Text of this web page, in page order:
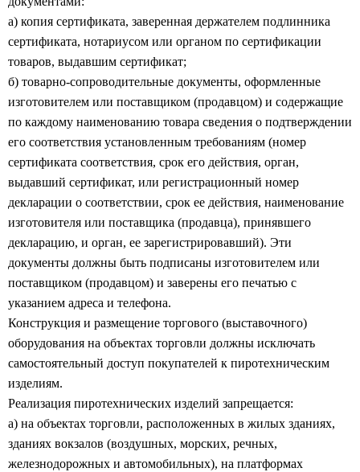
а) копия сертификата, заверенная держателем подлинника
сертификата, нотариусом или органом по сертификации
товаров, выдавшим сертификат;
б) товарно-сопроводительные документы, оформленные
изготовителем или поставщиком (продавцом) и содержащие
по каждому наименованию товара сведения о подтверждении
его соответствия установленным требованиям (номер
сертификата соответствия, срок его действия, орган,
выдавший сертификат, или регистрационный номер
декларации о соответствии, срок ее действия, наименование
изготовителя или поставщика (продавца), принявшего
декларацию, и орган, ее зарегистрировавший). Эти
документы должны быть подписаны изготовителем или
поставщиком (продавцом) и заверены его печатью с
указанием адреса и телефона.
Конструкция и размещение торгового (выставочного)
оборудования на объектах торговли должны исключать
самостоятельный доступ покупателей к пиротехническим
изделиям.
Реализация пиротехнических изделий запрещается:
а) на объектах торговли, расположенных в жилых зданиях,
зданиях вокзалов (воздушных, морских, речных,
железнодорожных и автомобильных), на платформах